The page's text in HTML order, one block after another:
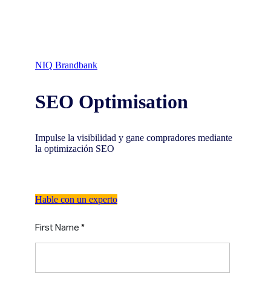
NIQ Brandbank
SEO Optimisation
Impulse la visibilidad y gane compradores mediante
la optimización SEO
Hable con un experto